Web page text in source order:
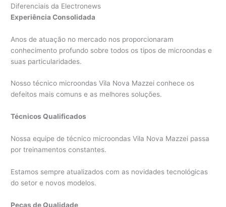
Diferenciais da Electronews
Experiência Consolidada
Anos de atuação no mercado nos proporcionaram
conhecimento profundo sobre todos os tipos de microondas e
suas particularidades.
Nosso técnico microondas Vila Nova Mazzei conhece os
defeitos mais comuns e as melhores soluções.
Técnicos Qualificados
Nossa equipe de técnico microondas Vila Nova Mazzei passa
por treinamentos constantes.
Estamos sempre atualizados com as novidades tecnológicas
do setor e novos modelos.
Peças de Qualidade